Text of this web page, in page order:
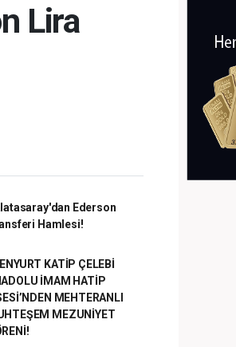
Lira
Ederson
Hamlesi!
KATİP ÇELEBİ
İMAM HATİP
MEHTERANLI
MEZUNİYET